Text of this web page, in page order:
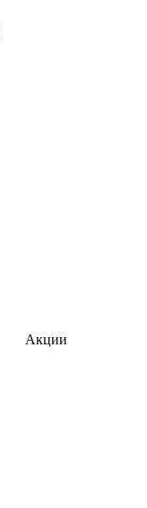
Акции